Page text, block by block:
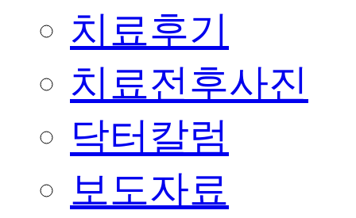
치료후기
치료전후사진
닥터칼럼
보도자료